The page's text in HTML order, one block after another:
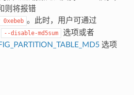
则将报错
0xebeb 。此时，用户可通过
--disable-md5sum 选项或者
选项